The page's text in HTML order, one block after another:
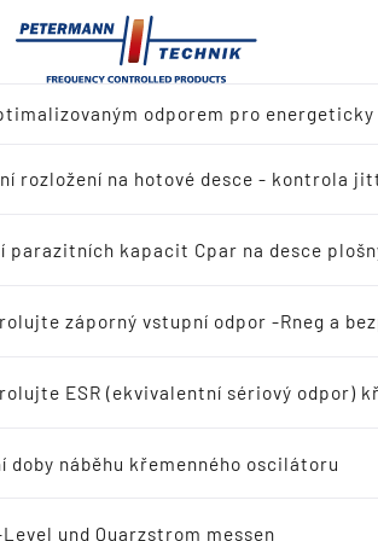
v MHz
odporem pro
rozložení na hotové desce - kontrola
parazitních kapacit Cpar na desce
záporný vstupní odpor -Rneg a
ESR (ekvivalentní sériový odpor)
doby náběhu křemenného oscilátoru
und Quarzstrom messen
Určení
kapacit
plošných